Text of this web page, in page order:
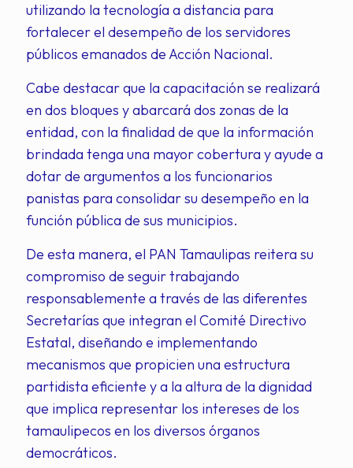
utilizando la tecnología a distancia para
fortalecer el desempeño de los servidores
públicos emanados de Acción Nacional.
Cabe destacar que la capacitación se realizará
en dos bloques y abarcará dos zonas de la
entidad, con la finalidad de que la información
brindada tenga una mayor cobertura y ayude a
dotar de argumentos a los funcionarios
panistas para consolidar su desempeño en la
función pública de sus municipios.
De esta manera, el PAN Tamaulipas reitera su
compromiso de seguir trabajando
responsablemente a través de las diferentes
Secretarías que integran el Comité Directivo
Estatal, diseñando e implementando
mecanismos que propicien una estructura
partidista eficiente y a la altura de la dignidad
que implica representar los intereses de los
tamaulipecos en los diversos órganos
democráticos.